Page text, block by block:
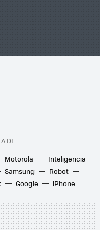
DE
Motorola
Inteligencia
Samsung
Robot
Google iPhone